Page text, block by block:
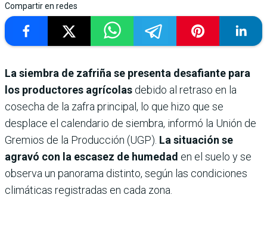
Compartir en redes
La siembra de zafriña se presenta desafiante para
los productores agrícolas debido al retraso en la
cosecha de la zafra principal, lo que hizo que se
desplace el calendario de siembra, informó la Unión de
Gremios de la Producción (UGP). La situación se
agravó con la escasez de humedad en el suelo y se
observa un panorama distinto, según las condiciones
climáticas registradas en cada zona.